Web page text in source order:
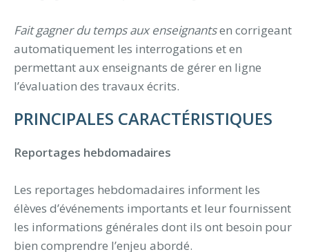
Fait gagner du temps aux enseignantsen corrigeant
automatiquement les interrogations et en
permettant aux enseignants de gérer en ligne
l’évaluation des travaux écrits.
PRINCIPALES CARACTÉRISTIQUES
Reportages hebdomadaires
Les reportages hebdomadaires informent les
élèves d’événements importants et leur fournissent
les informations générales dont ils ont besoin pour
bien comprendre l’enjeu abordé.